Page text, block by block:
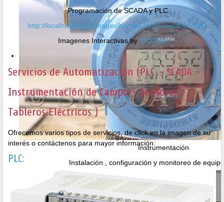
Instrumentación
Instalación , configuración y monitoreo de
Programación de SCADA y PLC
http://localhost/sicv2/images/banner2/propuesta001.JPG
Imagenes Interactivas by SICCOA
Servicios de Automatización (PLC - SCADA -
Instrumentación de Campo - Sensores -
Tableros Eléctricos )
Ofrecemos varios tipos de servicios, de click en la imagen de su
interés o contáctenos para mayor información:
PLC: